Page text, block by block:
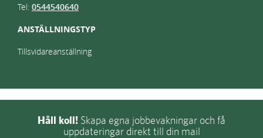
Tel: 0544540640
ANSTÄLLNINGSTYP
Tillsvidareanställning
Håll koll! Skapa egna jobbevakningar och få
uppdateringar direkt till din mail